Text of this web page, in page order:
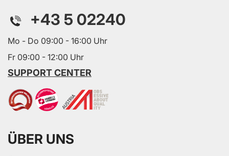
+43 5 02240
Mo - Do 09:00 - 16:00 Uhr
Fr 09:00 - 12:00 Uhr
SUPPORT CENTER
ÜBER UNS